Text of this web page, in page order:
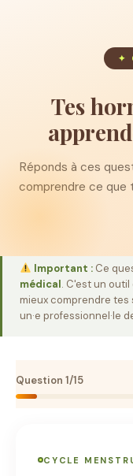
✦
Tes
Réponds à ces
comprendre ce que
Important :Ce
médical. C'est un
mieux comprendre tes
un·e professionnel·le
Question 1/15
CYCLE